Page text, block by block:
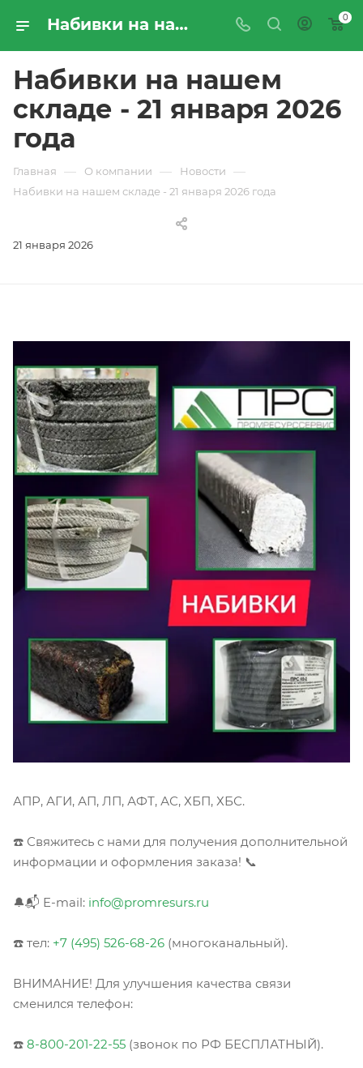
Набивки на нашем складе - 21 января 2026 года | Новости компании «ПРОМРЕСУРССЕРВИС» 0
Набивки на нашем
складе - 21 января 2026
года
Главная — О компании — Новости —
Набивки на нашем складе - 21 января 2026 года
21 января 2026
АПР, АГИ, АП, ЛП, АФТ, АС, ХБП, ХБС.
☎️ Свяжитесь с нами для получения дополнительной
информации и оформления заказа! 📞
🔔📬 E-mail: info@promresurs.ru
☎️ тел: +7 (495) 526-68-26 (многоканальный).
ВНИМАНИЕ! Для улучшения качества связи
сменился телефон:
☎️ 8-800-201-22-55 (звонок по РФ БЕСПЛАТНЫЙ).